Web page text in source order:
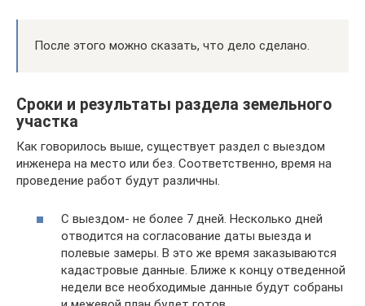
После этого можно сказать, что дело сделано.
Сроки и результаты раздела земельного
участка
Как говорилось выше, существует раздел с выездом
инженера на место или без. Соответственно, время на
проведение работ будут различны.
С выездом- не более 7 дней. Несколько дней
отводится на согласование даты выезда и
полевые замеры. В это же время заказываются
кадастровые данные. Ближе к концу отведенной
недели все необходимые данные будут собраны